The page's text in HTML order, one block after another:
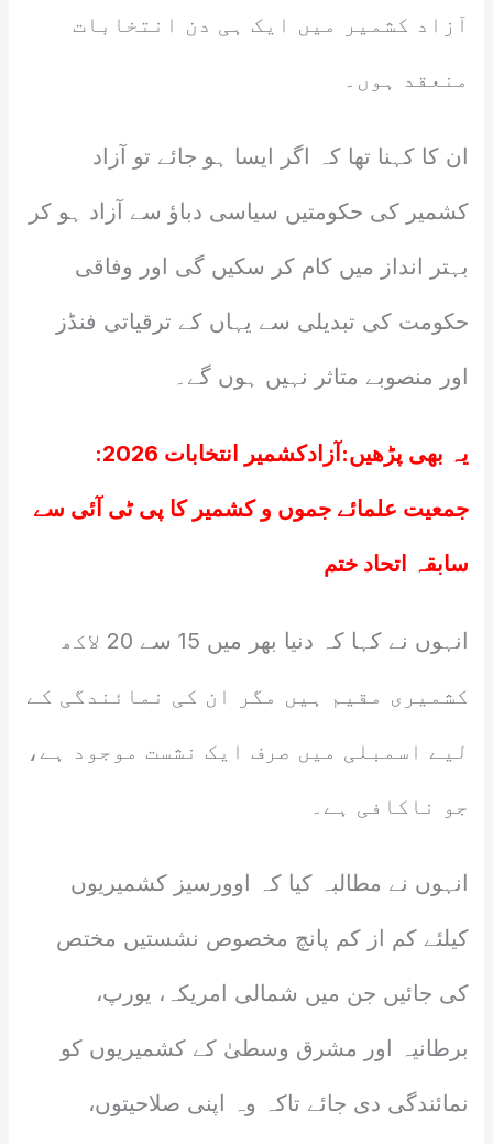
آزاد کشمیر میں ایک ہی دن انتخابات
منعقد ہوں۔
ان کا کہنا تھا کہ اگر ایسا ہو جائے تو آزاد
کشمیر کی حکومتیں سیاسی دباؤ سے آزاد ہو کر
بہتر انداز میں کام کر سکیں گی اور وفاقی
حکومت کی تبدیلی سے یہاں کے ترقیاتی فنڈز
اور منصوبے متاثر نہیں ہوں گے۔
یہ بھی پڑھیں: آزادکشمیر انتخابات 2026:
جمعیت علمائے جموں و کشمیر کا پی ٹی آئی سے
سابقہ اتحاد ختم
انہوں نے کہا کہ دنیا بھر میں 15 سے 20 لاکھ
کشمیری مقیم ہیں مگر ان کی نمائندگی کے
لیے اسمبلی میں صرف ایک نشست موجود ہے،
جو ناکافی ہے۔
انہوں نے مطالبہ کیا کہ اوورسیز کشمیریوں
کیلئے کم از کم پانچ مخصوص نشستیں مختص
کی جائیں جن میں شمالی امریکہ، یورپ،
برطانیہ اور مشرق وسطیٰ کے کشمیریوں کو
نمائندگی دی جائے تاکہ وہ اپنی صلاحیتوں،